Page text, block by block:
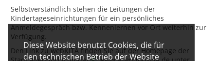
Diese Website benutzt Cookies, die für
den technischen Betrieb der Website
Selbstverständlich stehen die Leitungen der
Kindertageseinrichtungen für ein persönliches
Anmeldegespräch bzw. Kennenlernen vor Ort weiterhin zur
Verfügung.
Den Link zu webKITA finden Sie auf der Homepage der